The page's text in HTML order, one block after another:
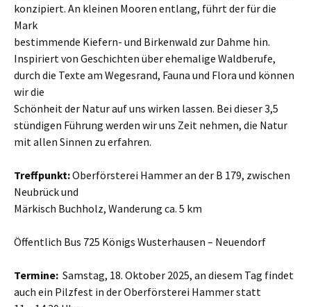
konzipiert. An kleinen Mooren entlang, führt der für die
Mark
bestimmende Kiefern- und Birkenwald zur Dahme hin.
Inspiriert von Geschichten über ehemalige Waldberufe,
durch die Texte am Wegesrand, Fauna und Flora und können
wir die
Schönheit der Natur auf uns wirken lassen. Bei dieser 3,5
stündigen Führung werden wir uns Zeit nehmen, die Natur
mit allen Sinnen zu erfahren.
Treffpunkt:Oberförsterei Hammer an der B 179, zwischen
Neubrück und
Märkisch Buchholz, Wanderung ca. 5 km
Öffentlich Bus 725 Königs Wusterhausen – Neuendorf
Termine: Samstag, 18. Oktober 2025, an diesem Tag findet
auch ein Pilzfest in der Oberförsterei Hammer statt